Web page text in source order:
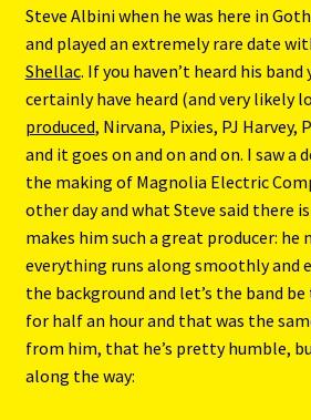
Steve Albini when he was here in
and played an extremely rare date
Shellac. If you haven’t heard his band
certainly have heard (and very likely
produced, Nirvana, Pixies, PJ Harvey,
and it goes on and on and on. I saw a
the making of Magnolia Electric
other day and what Steve said there
makes him such a great producer: he
everything runs along smoothly and
the background and let’s the band be
for half an hour and that was the
from him, that he’s pretty humble,
along the way: